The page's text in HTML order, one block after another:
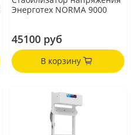
Энерготех NORMA 9000
45100 руб
В корзину